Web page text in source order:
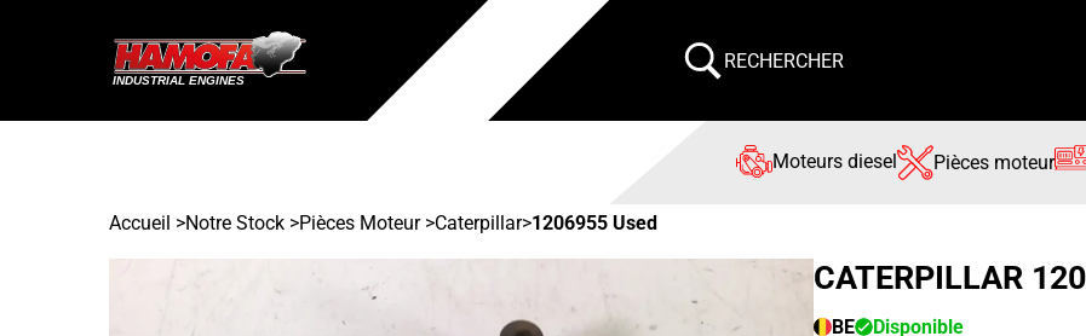
RECHERCHER
Moteurs diesel Pièces moteur
Accueil >Notre Stock >Pièces Moteur >Caterpillar>1206955 Used
CATERPILLAR
BE
Disponible